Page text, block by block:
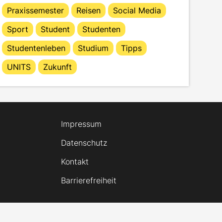
Praxissemester
Reisen
Social Media
Sport
Student
Studenten
Studentenleben
Studium
Tipps
UNITS
Zukunft
Impressum
Datenschutz
Kontakt
Barrierefreiheit